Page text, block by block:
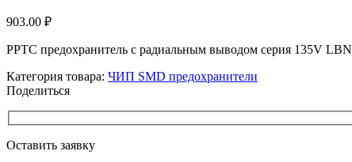
903.00 ₽
PPTC предохранитель с радиальным выводом cерия 135V LBN
Категория товара: ЧИП SMD предохранители
Поделиться
Оставить заявку